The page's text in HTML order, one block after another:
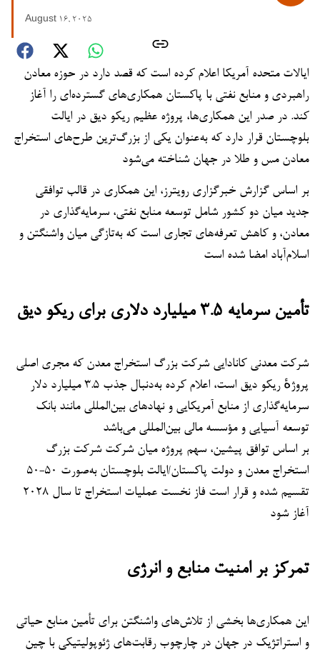
August 16, 2025
ایالات متحده آمریکا اعلام کرده است که قصد دارد در حوزه معادن
راهبردی و منابع نفتی با پاکستان همکاری‌های گسترده‌ای را آغاز
کند. در صدر این همکاری‌ها، پروژه عظیم ریکو دیق در ایالت
بلوچستان قرار دارد که به‌عنوان یکی از بزرگ‌ترین طرح‌های استخراج
معادن مس و طلا در جهان شناخته می‌شود
بر اساس گزارش خبرگزاری رویترز، این همکاری در قالب توافقی
جدید میان دو کشور شامل توسعه منابع نفتی، سرمایه‌گذاری در
معادن، و کاهش تعرفه‌های تجاری است که به‌تازگی میان واشنگتن و
اسلام‌آباد امضا شده است
تأمین سرمایه ۳.۵ میلیارد دلاری برای ریکو دیق
شرکت معدنی کانادایی شرکت بزرگ استخراج معدن که مجری اصلی
پروژهٔ ریکو دیق است، اعلام کرده به‌دنبال جذب ۳.۵ میلیارد دلار
سرمایه‌گذاری از منابع آمریکایی و نهادهای بین‌المللی مانند بانک
توسعه آسیایی و مؤسسه مالی بین‌المللی می‌باشد
بر اساس توافق پیشین، سهم پروژه میان شرکت شرکت بزرگ
استخراج معدن و دولت پاکستان/ایالت بلوچستان به‌صورت ۵۰-۵۰
تقسیم شده و قرار است فاز نخست عملیات استخراج تا سال ۲۰۲۸
آغاز شود
تمرکز بر امنیت منابع و انرژی
این همکاری‌ها بخشی از تلاش‌های واشنگتن برای تأمین منابع حیاتی
و استراتژیک در جهان در چارچوب رقابت‌های ژئوپولیتیکی با چین